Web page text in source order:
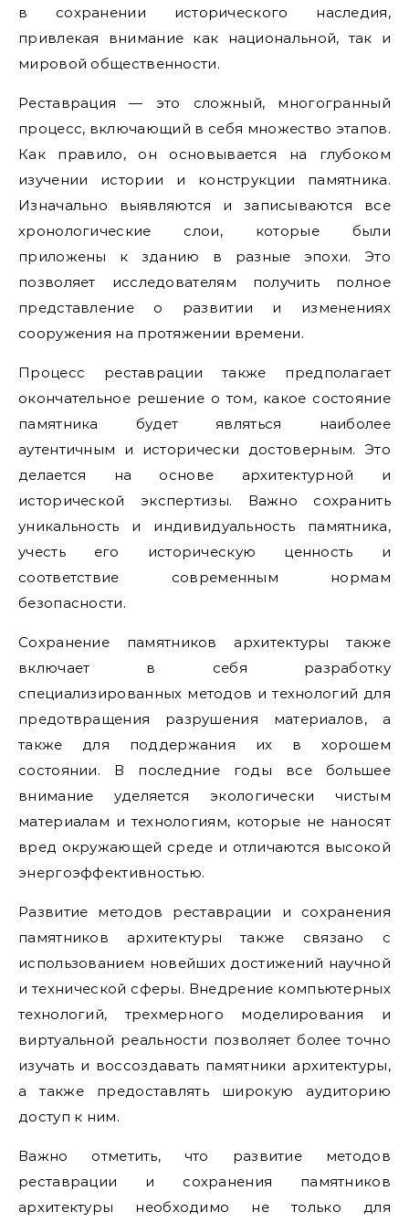
в сохранении исторического наследия,
привлекая внимание как национальной, так и
мировой общественности.
Реставрация — это сложный, многогранный
процесс, включающий в себя множество этапов.
Как правило, он основывается на глубоком
изучении истории и конструкции памятника.
Изначально выявляются и записываются все
хронологические слои, которые были
приложены к зданию в разные эпохи. Это
позволяет исследователям получить полное
представление о развитии и изменениях
сооружения на протяжении времени.
Процесс реставрации также предполагает
окончательное решение о том, какое состояние
памятника будет являться наиболее
аутентичным и исторически достоверным. Это
делается на основе архитектурной и
исторической экспертизы. Важно сохранить
уникальность и индивидуальность памятника,
учесть его историческую ценность и
соответствие современным нормам
безопасности.
Сохранение памятников архитектуры также
включает в себя разработку
специализированных методов и технологий для
предотвращения разрушения материалов, а
также для поддержания их в хорошем
состоянии. В последние годы все большее
внимание уделяется экологически чистым
материалам и технологиям, которые не наносят
вред окружающей среде и отличаются высокой
энергоэффективностью.
Развитие методов реставрации и сохранения
памятников архитектуры также связано с
использованием новейших достижений научной
и технической сферы. Внедрение компьютерных
технологий, трехмерного моделирования и
виртуальной реальности позволяет более точно
изучать и воссоздавать памятники архитектуры,
а также предоставлять широкую аудиторию
доступ к ним.
Важно отметить, что развитие методов
реставрации и сохранения памятников
архитектуры необходимо не только для